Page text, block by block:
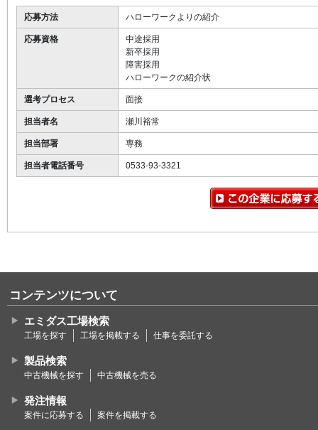
応募方法 ハローワークよりの紹介
応募資格
中途採用
新卒採用
障害採用
ハローワークの紹介状
選考プロセス 面接
担当者名 瀬川裕常
担当部署 専務
担当者電話番号 0533-93-3321
コンテンツについて
エミダス工場検索
工場を探す 工場を掲載する 仕事を委託する
製品検索
中古機械を探す 中古機械を売る
発注情報
案件に応募する 案件を掲載する